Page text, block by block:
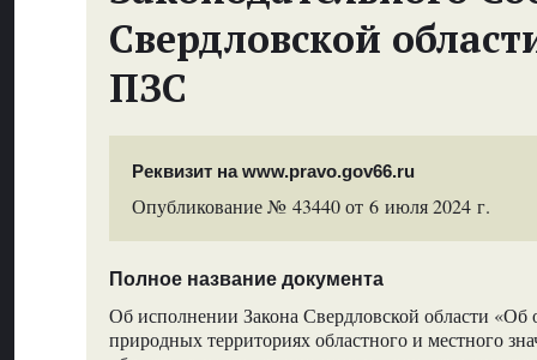
Свердловской
ПЗС
Реквизит на www.pravo.gov66.ru
Опубликование № 43440 от 6 июля 2024 г.
Полное название документа
Об исполнении Закона Свердловской области «Об
природных территориях областного и местного